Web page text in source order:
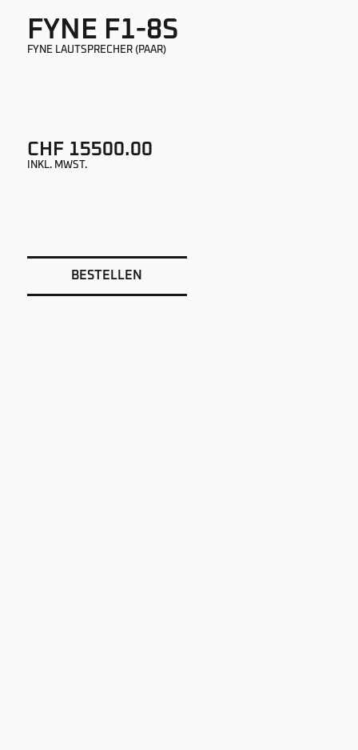
FYNE F1-8S
FYNE LAUTSPRECHER (PAAR)
CHF 15500.00
INKL. MWST.
BESTELLEN